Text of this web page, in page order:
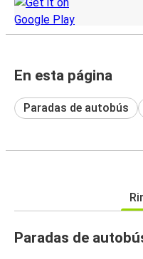
En esta página
Paradas de autobús
Paradas de